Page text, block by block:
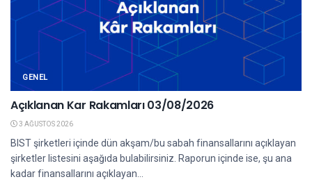
GENEL
Açıklanan Kar Rakamları 03/08/2026
3 AĞUSTOS 2026
BIST şirketleri içinde dün akşam/bu sabah finansallarını açıklayan
şirketler listesini aşağıda bulabilirsiniz. Raporun içinde ise, şu ana
kadar finansallarını açıklayan...